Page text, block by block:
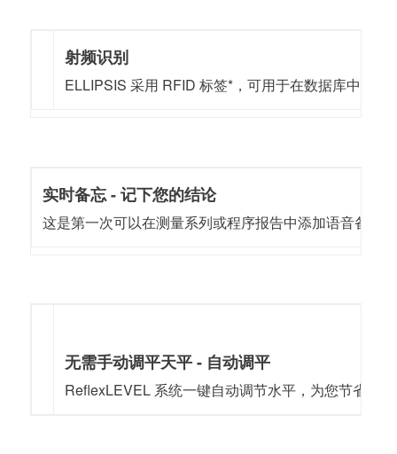
射频识别
ELLIPSIS 采用 RFID 标签*，可用于在数据库中标
实时备忘 - 记下您的结论
这是第一次可以在测量系列或程序报告中添加语音备忘
无需手动调平天平 - 自动调平
ReflexLEVEL 系统一键自动调节水平，为您节省时